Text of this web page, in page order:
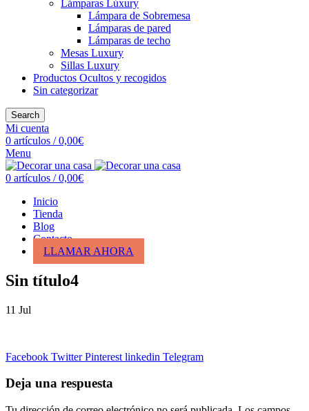
Lámparas Lúxury
Lámpara de Sobremesa
Lámparas de pared
Lámparas de techo
Mesas Luxury
Sillas Luxury
Productos Ocultos y recogidos
Sin categorizar
Search
Mi cuenta
0 artículos / 0,00€
Menu
0 artículos / 0,00€
Inicio
Tienda
Blog
Contacto
LLAMAR AHORA
Sin título4
11 Jul
Facebook Twitter Pinterest linkedin Telegram
Deja una respuesta